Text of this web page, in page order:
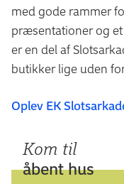
med gode rammer
præsentationer og
er en del af
butikker lige uden
Oplev EK
Kom til
åbent hus